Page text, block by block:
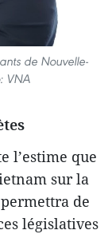
de Nouvelle-
VNA
l’estime que
sur la
de
législatives